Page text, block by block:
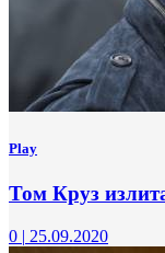
Play
Том Круз
0 | 25.09.2020